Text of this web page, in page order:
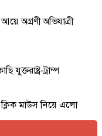
অগ্রণী অভিযাত্রী
যুক্তরাষ্ট্র-ট্রাম্প
ক্লিক মাউস নিয়ে এলো